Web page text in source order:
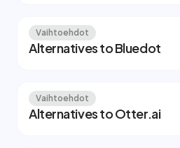
Vaihtoehdot
Alternatives to Bluedot
Vaihtoehdot
Alternatives to Otter.ai